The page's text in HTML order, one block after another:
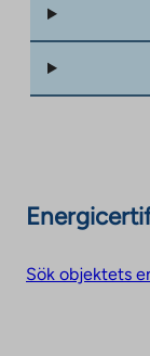
Sök objektets